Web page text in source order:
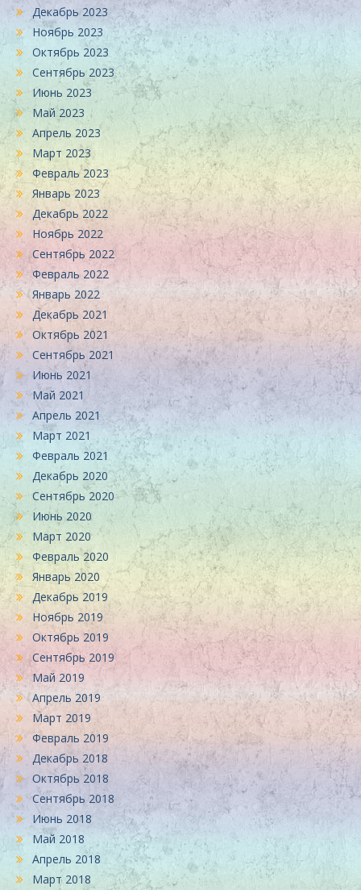
Декабрь 2023
Ноябрь 2023
Октябрь 2023
Сентябрь 2023
Июнь 2023
Май 2023
Апрель 2023
Март 2023
Февраль 2023
Январь 2023
Декабрь 2022
Ноябрь 2022
Сентябрь 2022
Февраль 2022
Январь 2022
Декабрь 2021
Октябрь 2021
Сентябрь 2021
Июнь 2021
Май 2021
Апрель 2021
Март 2021
Февраль 2021
Декабрь 2020
Сентябрь 2020
Июнь 2020
Март 2020
Февраль 2020
Январь 2020
Декабрь 2019
Ноябрь 2019
Октябрь 2019
Сентябрь 2019
Май 2019
Апрель 2019
Март 2019
Февраль 2019
Декабрь 2018
Октябрь 2018
Сентябрь 2018
Июнь 2018
Май 2018
Апрель 2018
Март 2018